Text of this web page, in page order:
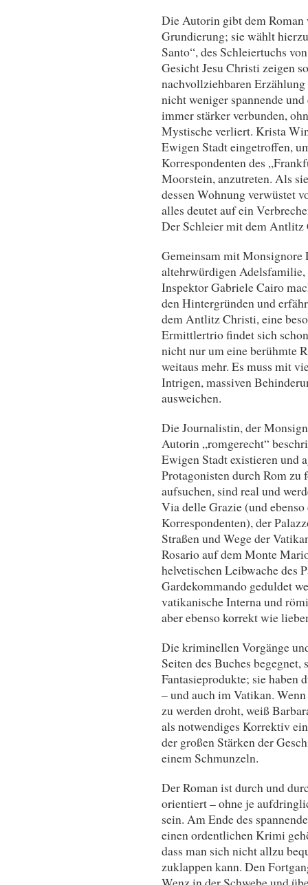
Die Autorin gibt dem
Grundierung; sie wählt
Santo“, des Schleiertuchs
Gesicht Jesu Christi zeigen
nachvollziehbaren
nicht weniger spannende
immer stärker verbunden,
Mystische verliert. Krista
Ewigen Stadt eingetroffen,
Korrespondenten des
Moorstein, anzutreten. Als
dessen Wohnung verwüstet
alles deutet auf ein
Der Schleier mit dem Antlitz
Gemeinsam mit Monsignore
altehrwürdigen
Inspektor Gabriele Cairo
den Hintergründen und
dem Antlitz Christi, eine
Ermittlertrio findet sich
nicht nur um eine berühmte
weitaus mehr. Es muss mit
Intrigen, massiven
ausweichen.
Die Journalistin, der
Autorin „romgerecht“
Ewigen Stadt existieren und
Protagonisten durch Rom
aufsuchen, sind real und
Via delle Grazie (und
Korrespondenten), der
Straßen und Wege der
Rosario auf dem Monte
helvetischen Leibwache des
Gardekommando geduldet
vatikanische Interna und
aber ebenso korrekt wie
Die kriminellen Vorgänge
Seiten des Buches
Fantasieprodukte; sie haben
– und auch im Vatikan.
zu werden droht, weiß
als notwendiges Korrektiv
der großen Stärken der
einem Schmunzeln.
Der Roman ist durch und
orientiert – ohne je
sein. Am Ende des
einen ordentlichen Krimi
dass man sich nicht allzu
zuklappen kann. Den